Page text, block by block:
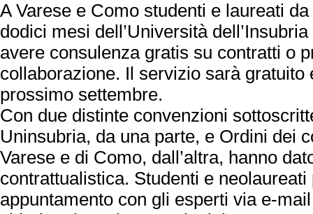
A Varese e Como studenti e laureati
dodici mesi dell’Università
avere consulenza gratis su contratti o
collaborazione. Il servizio sarà gratuito
prossimo settembre.
Con due distinte convenzioni
Uninsubria, da una parte, e Ordini dei
Varese e di Como, dall’altra, hanno
contrattualistica. Studenti e
appuntamento con gli esperti via e-